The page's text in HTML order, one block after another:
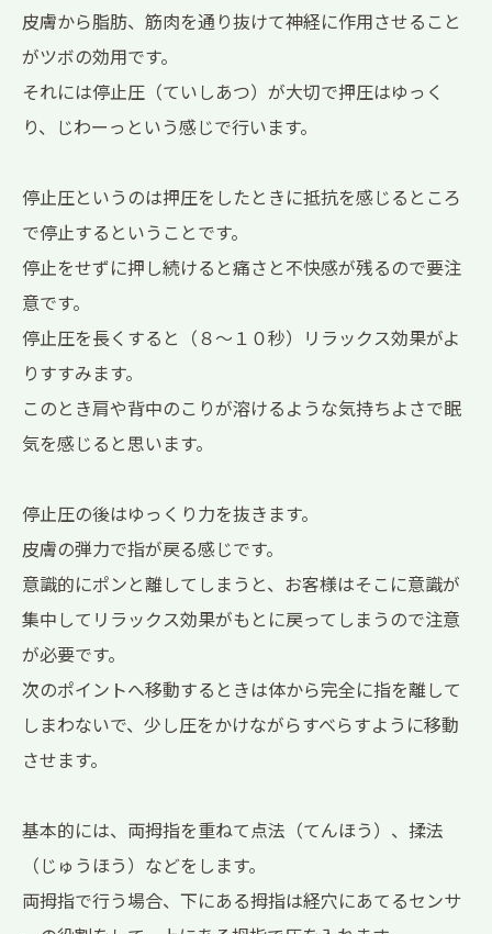
皮膚から脂肪、筋肉を通り抜けて神経に作用させること
がツボの効用です。
それには停止圧（ていしあつ）が大切で押圧はゆっく
り、じわーっという感じで行います。
停止圧というのは押圧をしたときに抵抗を感じるところ
で停止するということです。
停止をせずに押し続けると痛さと不快感が残るので要注
意です。
停止圧を長くすると（８～１０秒）リラックス効果がよ
りすすみます。
このとき肩や背中のこりが溶けるような気持ちよさで眠
気を感じると思います。
停止圧の後はゆっくり力を抜きます。
皮膚の弾力で指が戻る感じです。
意識的にポンと離してしまうと、お客様はそこに意識が
集中してリラックス効果がもとに戻ってしまうので注意
が必要です。
次のポイントへ移動するときは体から完全に指を離して
しまわないで、少し圧をかけながらすべらすように移動
させます。
基本的には、両拇指を重ねて点法（てんほう）、揉法
（じゅうほう）などをします。
両拇指で行う場合、下にある拇指は経穴にあてるセンサ